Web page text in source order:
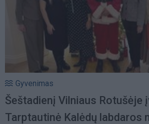
Gyvenimas
Šeštadienį Vilniaus Rotušėje
Tarptautinė Kalėdų labdaros